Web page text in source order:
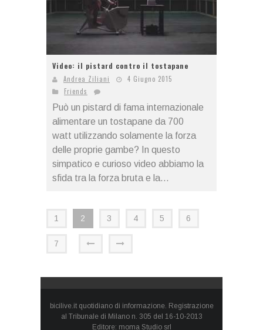
Video: il pistard contro il tostapane
Andrea Ziliani
4 Giugno 2015
Friends
Può un pistard di fama internazionale
alimentare un tostapane da 700
watt utilizzando solamente la forza
delle proprie gambe? In questo
simpatico e curioso video abbiamo la
sfida tra la forza bruta e la...
1 2 3 4 5 6
7
bicilive.it quotidiano di informazione. Registrazione
al Tribunale di Milano n. 305 del 16-10-2013
Editore: moma Studio srl